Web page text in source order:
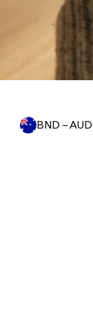
BND – AUD